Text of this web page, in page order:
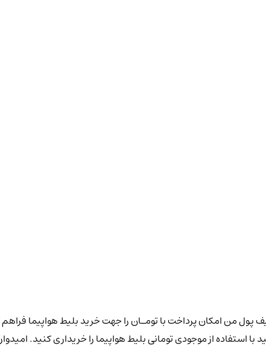
من امکان پرداخت با تومـان را جهت خرید بلیط هواپیما
استفاده از موجودی تومانی بلیط هواپیما را خریداری کنید.